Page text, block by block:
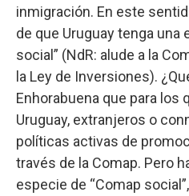
inmigración. En este
de que Uruguay tenga una
social” (NdR: alude a la
la Ley de Inversiones).
Enhorabuena que para los
Uruguay, extranjeros o
políticas activas de
través de la Comap. Pero
especie de “Comap